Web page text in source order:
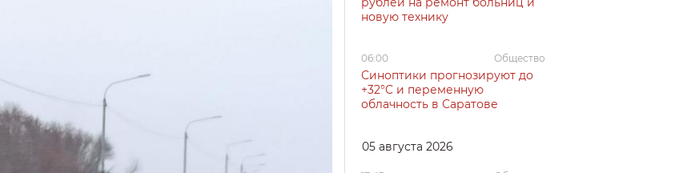
новую технику
06:00 Общество
Синоптики прогнозируют до
+32°C и переменную
облачность в Саратове
05 августа 2026